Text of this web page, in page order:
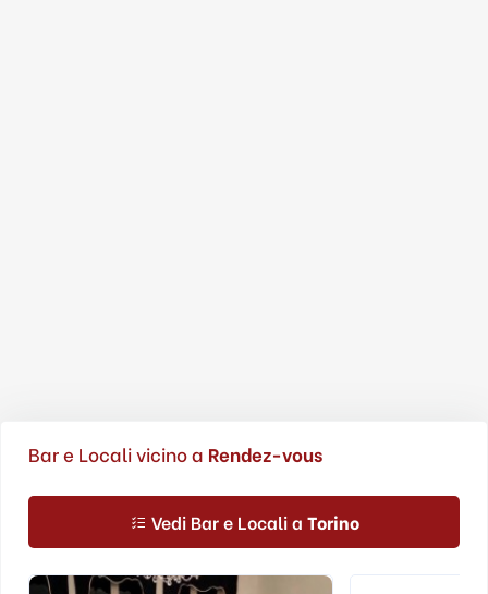
Bar e Locali vicino a Rendez-vous
Vedi Bar e Locali a Torino